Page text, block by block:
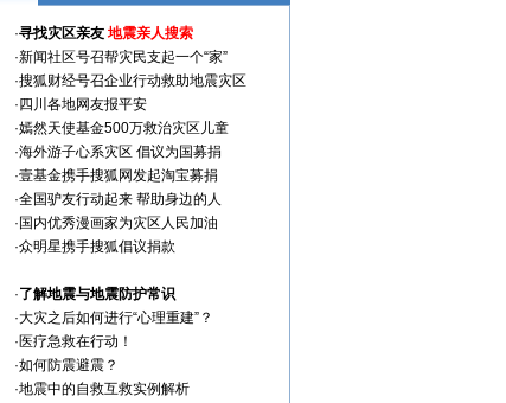
·寻找灾区亲友 地震亲人搜索
·新闻社区号召帮灾民支起一个“家”
·搜狐财经号召企业行动救助地震灾区
· 四川各地网友报平安
·嫣然天使基金500万救治灾区儿童
·海外游子心系灾区 倡议为国募捐
·壹基金携手搜狐网发起淘宝募捐
·全国驴友行动起来 帮助身边的人
· 国内优秀漫画家为灾区人民加油
·众明星携手搜狐倡议捐款
·了解地震与地震防护常识
·大灾之后如何进行“心理重建”？
· 医疗急救在行动！
·如何防震避震？
·地震中的自救互救实例解析